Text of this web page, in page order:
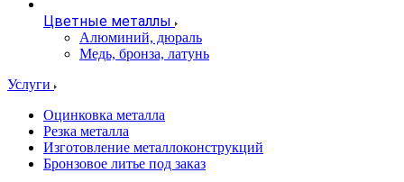
Цветные металлы
Алюминий, дюраль
Медь, бронза, латунь
Услуги
Оцинковка металла
Резка металла
Изготовление металлоконструкций
Бронзовое литье под заказ